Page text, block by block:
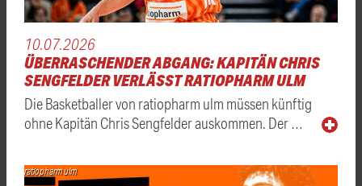
10.07.2026
ÜBERRASCHENDER ABGANG: KAPITÄN CHRIS
SENGFELDER VERLÄSST RATIOPHARM ULM
Die Basketballer von ratiopharm ulm müssen künftig
ohne Kapitän Chris Sengfelder auskommen. Der …
ratiopharm ulm